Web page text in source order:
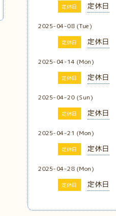
定休日 定休日
2025-04-08 (Tue)
定休日 定休日
2025-04-14 (Mon)
定休日 定休日
2025-04-20 (Sun)
定休日 定休日
2025-04-21 (Mon)
定休日 定休日
2025-04-28 (Mon)
定休日 定休日